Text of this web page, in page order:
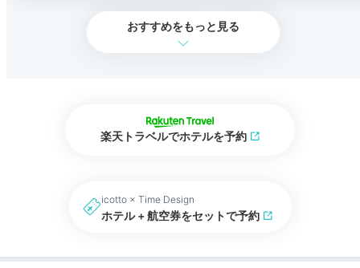
おすすめをもっと見る
楽天トラベルでホテルを予約
icotto × Time Design
ホテル + 航空券をセットで予約